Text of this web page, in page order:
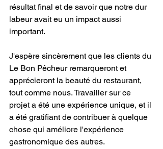
résultat final et de savoir que notre dur
labeur avait eu un impact aussi
important.
J'espère sincèrement que les clients du
Le Bon Pêcheur remarqueront et
apprécieront la beauté du restaurant,
tout comme nous. Travailler sur ce
projet a été une expérience unique, et il
a été gratifiant de contribuer à quelque
chose qui améliore l'expérience
gastronomique des autres.